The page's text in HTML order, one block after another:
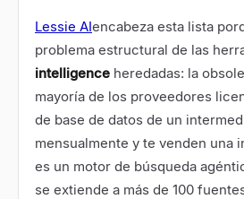
Lessie AIencabeza esta lista
problema estructural de las
intelligence heredadas: la
mayoría de los proveedores
de base de datos de un
mensualmente y te venden una
es un motor de búsqueda
se extiende a más de 100